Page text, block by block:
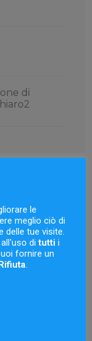
di
le
meglio ciò di
delle tue visite.
ditutti i
fornire un
Rifiuta.